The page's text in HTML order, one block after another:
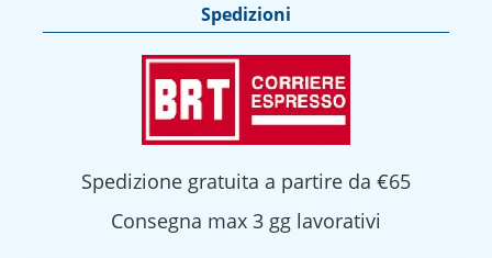
Spedizioni
Spedizione gratuita a partire da €65
Consegna max 3 gg lavorativi